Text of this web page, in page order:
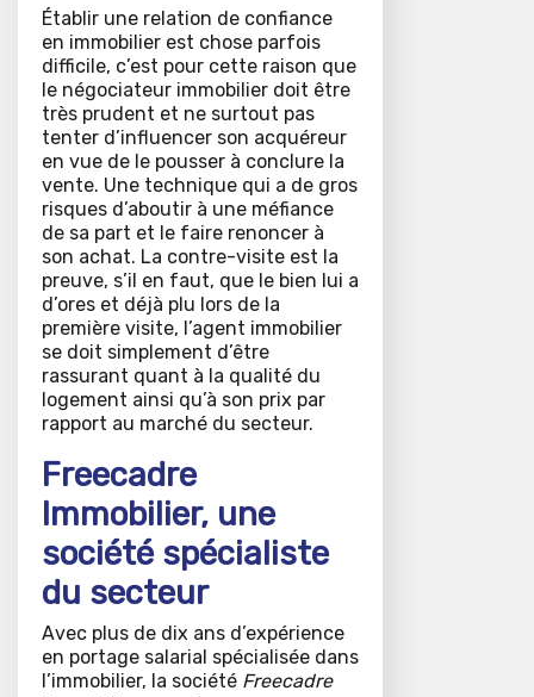
Établir une relation de confiance
en immobilier est chose parfois
difficile, c’est pour cette raison que
le négociateur immobilier doit être
très prudent et ne surtout pas
tenter d’influencer son acquéreur
en vue de le pousser à conclure la
vente. Une technique qui a de gros
risques d’aboutir à une méfiance
de sa part et le faire renoncer à
son achat. La contre-visite est la
preuve, s’il en faut, que le bien lui a
d’ores et déjà plu lors de la
première visite, l’agent immobilier
se doit simplement d’être
rassurant quant à la qualité du
logement ainsi qu’à son prix par
rapport au marché du secteur.
Freecadre
Immobilier, une
société spécialiste
du secteur
Avec plus de dix ans d’expérience
en portage salarial spécialisée dans
l’immobilier, la société Freecadre